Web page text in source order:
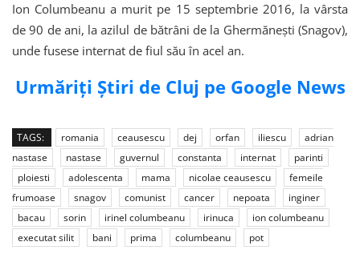
Ion Columbeanu a murit pe 15 septembrie 2016, la vârsta
de 90 de ani, la azilul de bătrâni de la Ghermănești (Snagov),
unde fusese internat de fiul său în acel an.
Urmăriți Știri de Cluj pe Google News
TAGS: romania ceausescu dej orfan iliescu
adrian
nastase
nastase guvernul constanta internat
parinti
ploiesti
adolescenta mama nicolae ceausescu
femeile
frumoase
snagov comunist cancer nepoata
inginer
bacau
sorin irinel columbeanu irinuca
ion columbeanu
executat silit
bani prima columbeanu pot